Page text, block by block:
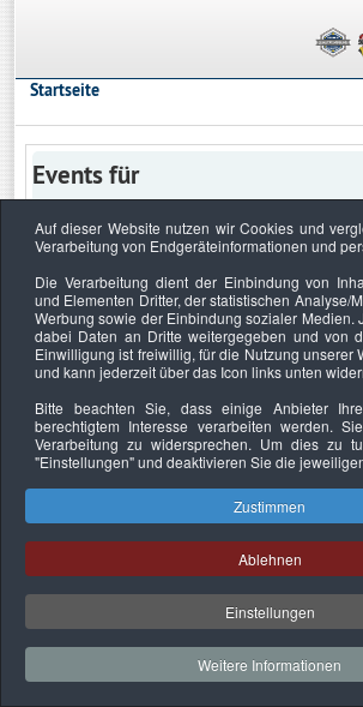
Startseite
Events für
Keine Termine
Datenschutzerklärung Urheberrechtsnachweise
Copyright © 2026. Bundesverband
Sachverständiger und Fachgutachter
Auf dieser Website nutzen wir Cookies und
Verarbeitung von Endgeräteinformationen und
Die Verarbeitung dient der Einbindung von
und Elementen Dritter, der statistischen Analyse/
Werbung sowie der Einbindung sozialer Medien.
dabei Daten an Dritte weitergegeben und von
Einwilligung ist freiwillig, für die Nutzung unserer
und kann jederzeit über das Icon links unten
Bitte beachten Sie, dass einige Anbieter
berechtigtem Interesse verarbeiten werden.
Verarbeitung zu widersprechen. Um dies zu
"Einstellungen"und deaktivieren Sie die
Zustimmen
Ablehnen
Einstellungen
Weitere Informationen